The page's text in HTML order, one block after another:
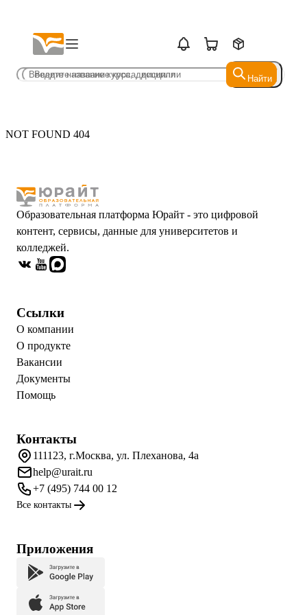
Найти
Найти
NOT FOUND 404
Образовательная платформа Юрайт - это цифровой
контент, сервисы, данные для университетов и
колледжей.
Ссылки
О компании
О продукте
Вакансии
Документы
Помощь
Контакты
111123, г.Москва, ул. Плеханова, 4а
help@urait.ru
+7 (495) 744 00 12
Все контакты
Приложения